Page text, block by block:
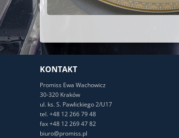
KONTAKT
Promiss Ewa Wachowicz
30-320 Kraków
ul. ks. S. Pawlickiego 2/U17
tel. +48 12 266 79 48
fax +48 12 269 47 82
biuro@promiss.pl